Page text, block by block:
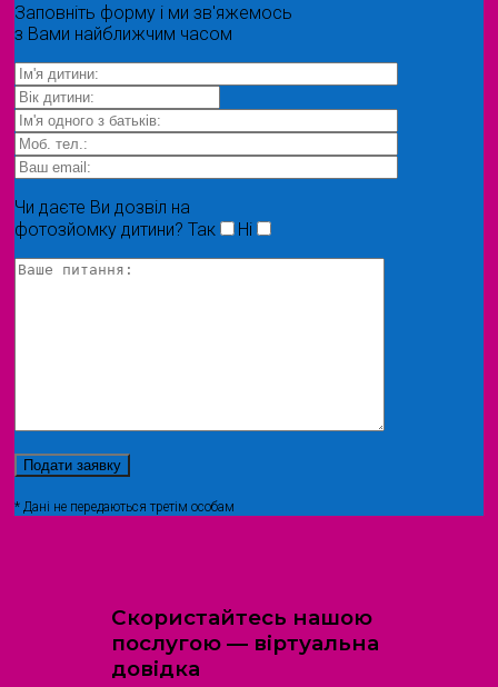
Заповніть форму і ми зв'яжемось
з Вами найближчим часом
Чи даєте Ви дозвіл на
фотозйомку дитини? Так Ні
* Дані не передаються третім особам
Скористайтесь нашою
послугою — віртуальна
довідка